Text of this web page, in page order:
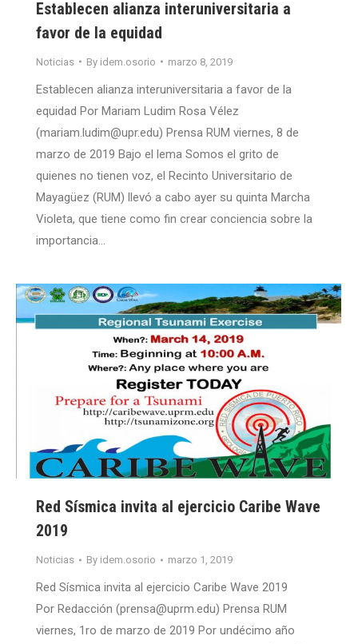
Establecen alianza interuniversitaria a
favor de la equidad
Noticias By idem.osorio marzo 8, 2019
Establecen alianza interuniversitaria a favor de la
equidad Por Mariam Ludim Rosa Vélez
(mariam.ludim@upr.edu) Prensa RUM viernes, 8 de
marzo de 2019 Bajo el lema Somos el grito de
quienes no tienen voz, el Recinto Universitario de
Mayagüez (RUM) llevó a cabo ayer su quinta Marcha
Violeta, que tiene como fin crear conciencia sobre la
importancia…
Red Sísmica invita al ejercicio Caribe Wave
2019
Noticias By idem.osorio marzo 1, 2019
Red Sísmica invita al ejercicio Caribe Wave 2019
Por Redacción (prensa@uprm.edu) Prensa RUM
viernes, 1ro de marzo de 2019 Por undécimo año